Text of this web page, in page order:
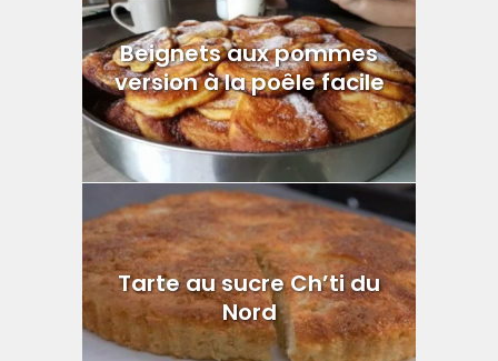
Beignets aux pommes
version à la poêle facile
Tarte au sucre Ch’ti du
Nord